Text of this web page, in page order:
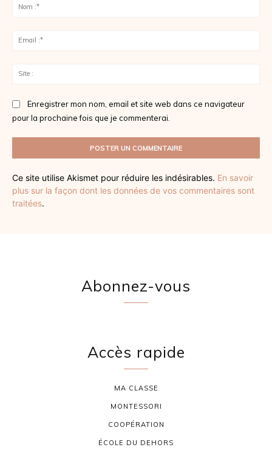
Enregistrer mon nom, email et site web dans ce navigateur
pour la prochaine fois que je commenterai.
Ce site utilise Akismet pour réduire les indésirables. En savoir
plus sur la façon dont les données de vos commentaires sont
traitées.
Abonnez-vous
Accès rapide
MA CLASSE
MONTESSORI
COOPÉRATION
ÉCOLE DU DEHORS